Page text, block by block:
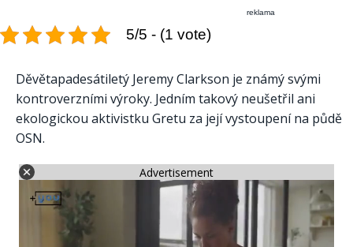
reklama
5/5 - (1 vote)
Děvětapadesátiletý Jeremy Clarkson je známý svými
kontroverzními výroky. Jedním takový neušetřil ani
ekologickou aktivistku Gretu za její vystoupení na půdě
OSN.
Advertisement